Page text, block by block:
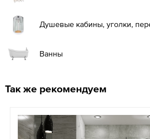
Душевые кабины, уголки,
Ванны
Так же рекомендуем